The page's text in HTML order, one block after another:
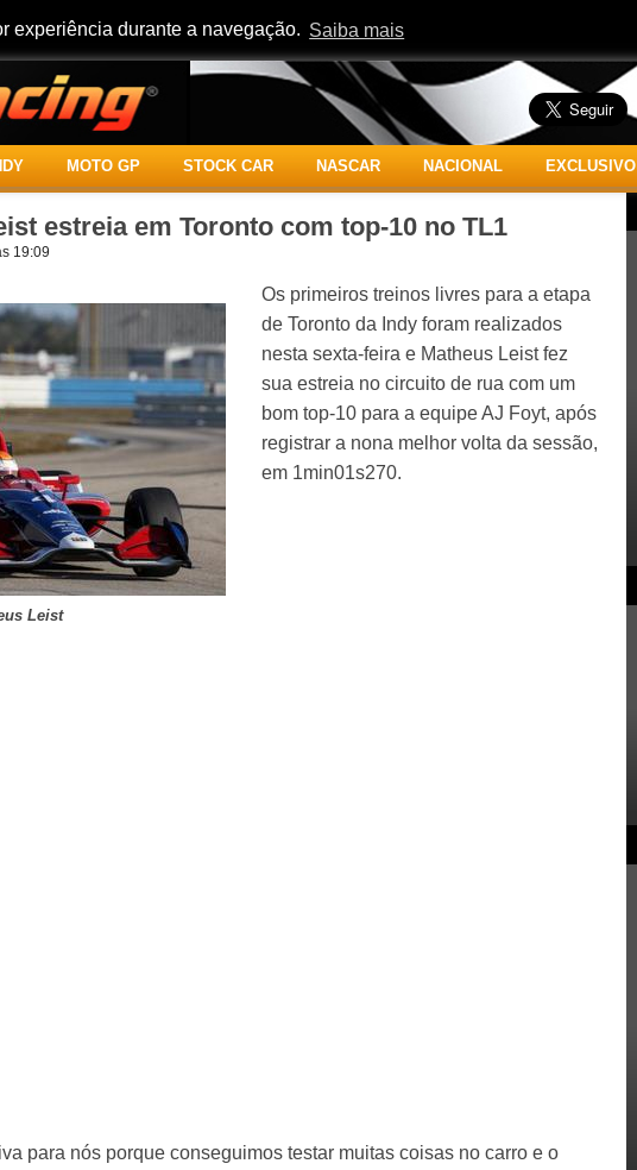
experiência durante a navegação. Saiba mais
MOTO GP STOCK CAR NASCAR NACIONAL EXCLUSIVO
estreia em Toronto com top-10 no TL1
19:09
Leist
Os primeiros treinos livres para a etapa
de Toronto da Indy foram realizados
nesta sexta-feira e Matheus Leist fez
sua estreia no circuito de rua com um
bom top-10 para a equipe AJ Foyt, após
registrar a nona melhor volta da sessão,
em 1min01s270.
para nós porque conseguimos testar muitas coisas no carro e o